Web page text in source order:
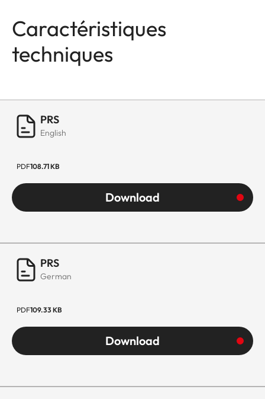
Caractéristiques
techniques
PRS
English
PDF108.71 KB
Download
PRS
German
PDF109.33 KB
Download